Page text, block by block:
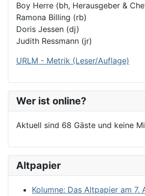
Boy Herre (bh, Herausgeber &
Ramona Billing (rb)
Doris Jessen (dj)
Judith Ressmann (jr)
URLM - Metrik (Leser/Auflage)
Wer ist online?
Aktuell sind 68 Gäste und keine
Altpapier
Kolumne: Das Altpapier am 7.